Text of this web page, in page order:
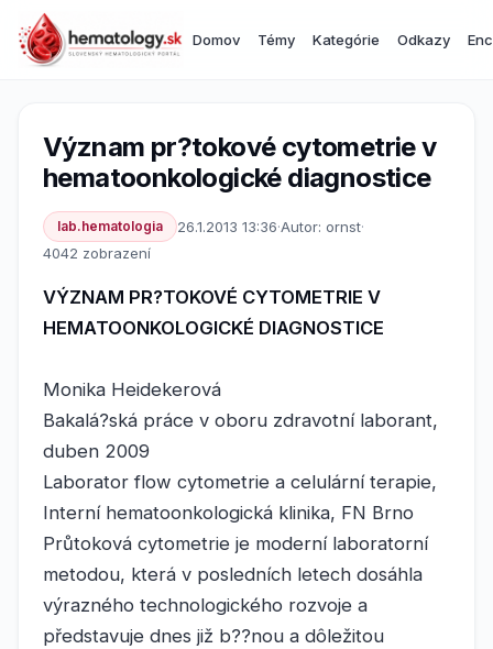
Domov Témy Kategórie Odkazy
Význam pr?tokové cytometrie v
hematoonkologické diagnostice
lab.hematologia 26.1.2013 13:36·Autor: ornst·
4042 zobrazení
VÝZNAM PR?TOKOVÉ CYTOMETRIE V
HEMATOONKOLOGICKÉ DIAGNOSTICE
Monika Heidekerová
Bakalá?ská práce v oboru zdravotní laborant,
duben 2009
Laborator flow cytometrie a celulární terapie,
Interní hematoonkologická klinika, FN Brno
Průtoková cytometrie je moderní laboratorní
metodou, která v posledních letech dosáhla
výrazného technologického rozvoje a
představuje dnes již b??nou a dôležitou